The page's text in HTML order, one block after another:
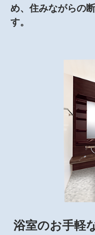
め、住みながらの
す。
浴室のお手軽